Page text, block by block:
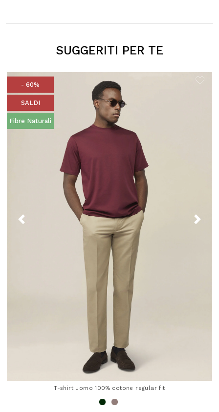
SUGGERITI PER TE
- 60%
SALDI
Fibre Naturali
T-shirt uomo 100% cotone regular fit